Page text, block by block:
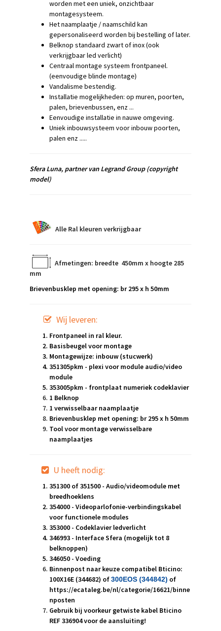
worden met een uniek, onzichtbaar
montagesysteem.
Het naamplaatje / naamschild kan
gepersonaliseerd worden bij bestelling of later.
Belknop standaard zwart of inox (ook
verkrijgbaar led verlicht)
Centraal montage systeem frontpaneel.
(eenvoudige blinde montage)
Vandalisme bestendig.
Installatie mogelijkheden: op muren, poorten,
palen, brievenbussen, enz ...
Eenvoudige installatie in nauwe omgeving.
Uniek inbouwsysteem voor inbouw poorten,
palen enz .....
Sfera Luna, partner van Legrand Group(copyright
model)
Alle Ral kleuren verkrijgbaar
Afmetingen: breedte 450mm x hoogte 285
mm
Brievenbusklep met opening: br 295 x h 50mm
Wij leveren:
Frontpaneel in ral kleur.
Basisbeugel voor montage
Montagewijze: inbouw (stucwerk)
351305pkm - plexi voor module audio/video
module
353005pkm - frontplaat numeriek codeklavier
1 Belknop
1 verwisselbaar naamplaatje
Brievenbusklep met opening: br 295 x h 50mm
Tool voor montage verwisselbare
naamplaatjes
U heeft nodig:
351300 of 351500 - Audio/videomodule met
breedhoeklens
354000 - Videoparlofonie-verbindingskabel
voor functionele modules
353000 - Codeklavier ledverlicht
346993 - Interface Sfera (mogelijk tot 8
belknoppen)
346050 - Voeding
Binnenpost naar keuze compatibel Bticino:
100X16E (344682) of300EOS (344842) of
https://ecataleg.be/nl/categorie/16621/binne
nposten
Gebruik bij voorkeur getwiste kabel Bticino
REF 336904 voor de aansluiting!